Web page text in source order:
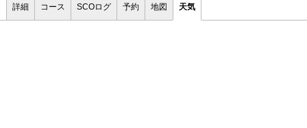
詳細 コース SCOログ 予約 地図 天気